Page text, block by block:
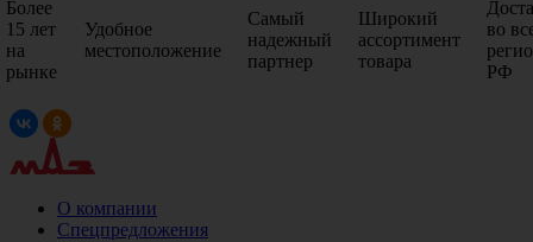
Более
15 лет
на
рынке
Удобное
местоположение
Самый
надежный
партнер
Широкий
ассортимент
товара
во
РФ
О компании
Спецпредложения